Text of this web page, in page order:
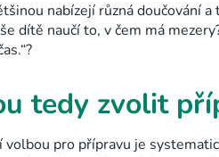
nabízejí různá doučování
dítě naučí to, v čem má
?
tedy zvolit
volbou pro přípravu je